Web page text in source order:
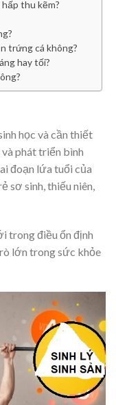
thu kẽm?
trứng cá không?
hay tối?
học và cần thiết
phát triển bình
đoạn lứa tuổi của
sơ sinh, thiếu niên,
trong điều ổn định
lớn trong sức khỏe